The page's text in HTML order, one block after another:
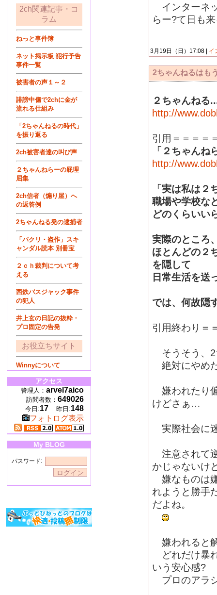
2ch関連記事・コ
ラム
ねっと事件簿
ネット掲示板 犯行予告
事件一覧
被害者の声１～２
誹謗中傷で2chに金が
流れる仕組み
「2ちゃんねるの時代」
を振り返る
2ch被害者達の叫び声
２ちゃんねらーの屁理
屈集
2ch信者（煽り屋）へ
の返答例
2ちゃんねる発の逮捕者
「パクリ・盗作」スキ
ャンダル読本 別冊宝
２ｃｈ裁判について考
える
西鉄バスジャック事件
の犯人
井上玄の日記の抜粋・
プロ固定の告発
お役立ちサイト
Winnyについて
アクセス
管理人： arvel7aico
訪問者数： 649026
今日:17 昨日:148
フォトログ表示
My BLOG
パスワード:
インターネ
らー?て日も
3月19日（日）17:08 | イ
2ちゃんねるはも
２ちゃんねる
http://
引用＝＝＝＝
「２ちゃんね
http://
「実は私は２
職場や学校な
どのくらいい
実際のところ
ほとんどの２
を隠して
日常生活を送
では、何故隠
引用終わり＝
そうそう、2
絶対にやめ
嫌われたり
けどさぁ…
実際社会に
注意されて
かじゃないけ
嫌なものは
れようと勝手
だよね。
嫌われると
どれだけ暴
いう安心感?
プロのアラ